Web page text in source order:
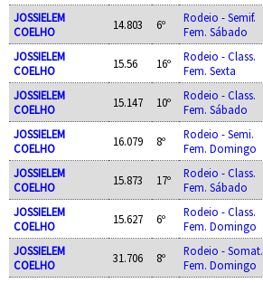
JOSSIELEM
COELHO
14.803 6º
Rodeio - Semif.
Fem. Sábado
JOSSIELEM
COELHO
15.56 16º
Rodeio - Class.
Fem. Sexta
JOSSIELEM
COELHO
15.147 10º
Rodeio - Class.
Fem. Sábado
JOSSIELEM
COELHO
16.079 8º
Rodeio - Semi.
Fem. Domingo
JOSSIELEM
COELHO
15.873 17º
Rodeio - Class.
Fem. Sábado
JOSSIELEM
COELHO
15.627 6º
Rodeio - Class.
Fem. Domingo
JOSSIELEM
COELHO
31.706 8º
Rodeio - Somat.
Fem. Domingo